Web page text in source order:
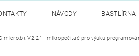
NÁVODY BASTLÍRNA
micro:bit V2.21 - mikropočítač pro výuku